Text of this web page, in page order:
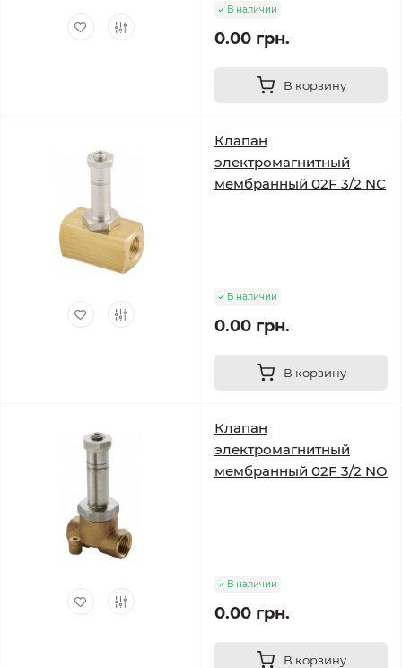
В наличии
0.00 грн.
В корзину
Клапан
электромагнитный
мембранный 02F 3/2 NС
В наличии
0.00 грн.
В корзину
Клапан
электромагнитный
мембранный 02F 3/2 NO
В наличии
0.00 грн.
В корзину